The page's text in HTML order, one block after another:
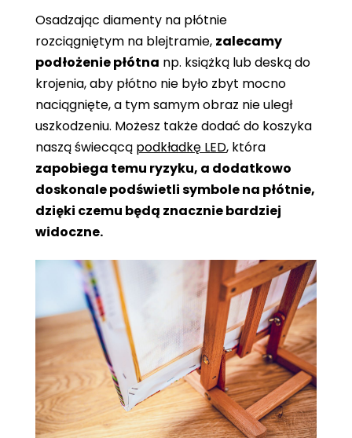
Osadzając diamenty na płótnie
rozciągniętym na blejtramie, zalecamy
podłożenie płótna np. książką lub deską do
krojenia, aby płótno nie było zbyt mocno
naciągnięte, a tym samym obraz nie uległ
uszkodzeniu. Możesz także dodać do koszyka
naszą świecącą podkładkę LED, która
zapobiega temu ryzyku, a dodatkowo
doskonale podświetli symbole na płótnie,
dzięki czemu będą znacznie bardziej
widoczne.